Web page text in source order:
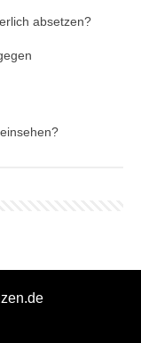
absetzen?